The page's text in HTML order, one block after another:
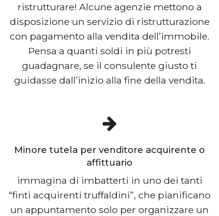
ristrutturare! Alcune agenzie mettono a
disposizione un servizio di ristrutturazione
con pagamento alla vendita dell’immobile.
Pensa a quanti soldi in più potresti
guadagnare, se il consulente giusto ti
guidasse dall’inizio alla fine della vendita.
Minore tutela per venditore acquirente o
affittuario
immagina di imbatterti in uno dei tanti
“finti acquirenti truffaldini”, che pianificano
un appuntamento solo per organizzare un